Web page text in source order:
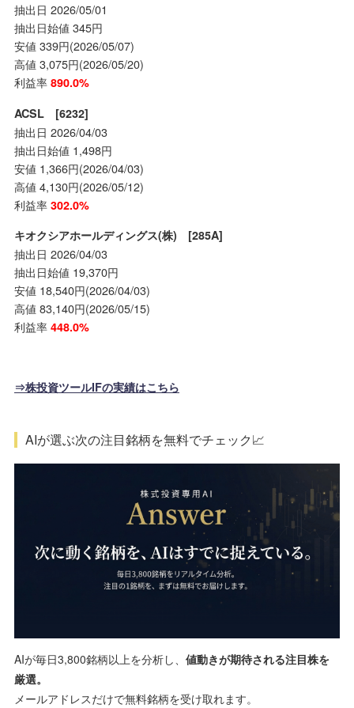
抽出日 2026/05/01
抽出日始値 345円
安値 339円(2026/05/07)
高値 3,075円(2026/05/20)
利益率 890.0%
ACSL [6232]
抽出日 2026/04/03
抽出日始値 1,498円
安値 1,366円(2026/04/03)
高値 4,130円(2026/05/12)
利益率 302.0%
キオクシアホールディングス(株) [285A]
抽出日 2026/04/03
抽出日始値 19,370円
安値 18,540円(2026/04/03)
高値 83,140円(2026/05/15)
利益率 448.0%
⇒株投資ツールIFの実績はこちら
AIが選ぶ次の注目銘柄を無料でチェック📈
AIが毎日3,800銘柄以上を分析し、 値動きが期待される注目株を
厳選。
メールアドレスだけで無料銘柄を受け取れます。